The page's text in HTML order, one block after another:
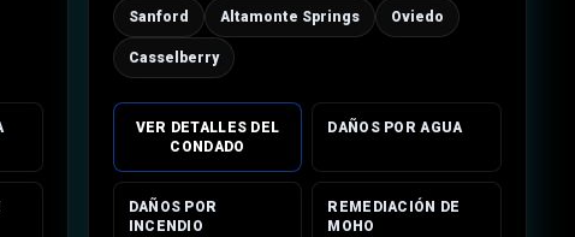
Sanford Altamonte Springs Oviedo
Casselberry
VER DETALLES DEL
CONDADO
DAÑOS POR AGUA
DAÑOS POR
INCENDIO
REMEDIACIÓN DE
MOHO